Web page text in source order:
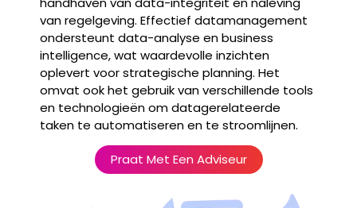
van regelgeving. Effectief datamanagement
ondersteunt data-analyse en business
intelligence, wat waardevolle inzichten
oplevert voor strategische planning. Het
omvat ook het gebruik van verschillende tools
en technologieën om datagerelateerde
taken te automatiseren en te stroomlijnen.
Praat Met Een Adviseur